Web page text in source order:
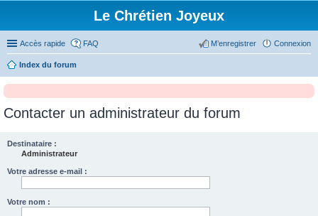
Le Chrétien Joyeux
Accès rapide FAQ Connexion
M’enregistrer
Index du forum
Contacter un administrateur du forum
Destinataire :
Administrateur
Votre adresse e-mail :
Votre nom :